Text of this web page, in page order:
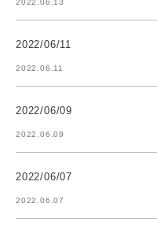
2022/06/11
2022.06.11
2022/06/09
2022.06.09
2022/06/07
2022.06.07